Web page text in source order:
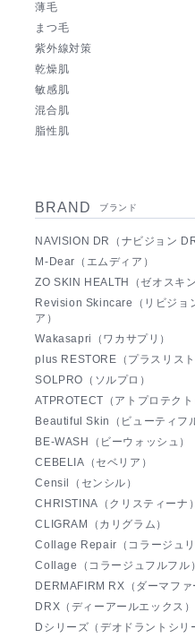
薄毛
まつ毛
紫外線対策
乾燥肌
敏感肌
混合肌
脂性肌
BRAND ブランド
NAVISION DR（ナビジョン DR
M-Dear（エムディア）
ZO SKIN HEALTH（ゼオスキン
Revision Skincare（リビジョ
ア）
Wakasapri（ワカサプリ）
plus RESTORE（プラスリスト
SOLPRO（ソルプロ）
ATPROTECT（アトプロテクト
Beautiful Skin（ビューティフ
BE-WASH（ビーウォッシュ）
CEBELIA（セベリア）
Censil（センシル）
CHRISTINA（クリスティーナ）
CLIGRAM（カリグラム）
Collage Repair（コラージュリ
Collage（コラージュフルフル）
DERMAFIRM RX（ダーマファ
DRX（ディーアールエックス）
Dシリーズ（デオドラントシリ